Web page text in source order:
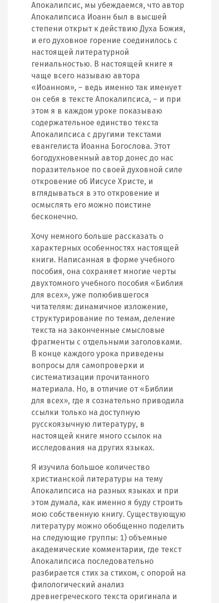
Апокалипсис, мы убеждаемся, что автор
Апокалипсиса Иоанн был в высшей
степени открыт к действию Духа Божия,
и его духовное горение соединилось с
настоящей литературной
гениальностью. В настоящей книге я
чаще всего называю автора
«Иоанном», – ведь именно так именует
он себя в тексте Апокалипсиса, – и при
этом я в каждом уроке показываю
содержательное единство текста
Апокалипсиса с другими текстами
евангелиста Иоанна Богослова. Этот
богодухновенный автор донес до нас
поразительное по своей духовной силе
откровение об Иисусе Христе, и
вглядываться в это откровение и
осмыслять его можно поистине
бесконечно.
Хочу немного больше рассказать о
характерных особенностях настоящей
книги. Написанная в форме учебного
пособия, она сохраняет многие черты
двухтомного учебного пособия «Библия
для всех», уже полюбившегося
читателям: динамичное изложение,
структурирование по темам, деление
текста на законченные смысловые
фрагменты с отдельными заголовками.
В конце каждого урока приведены
вопросы для самопроверки и
систематизации прочитанного
материала. Но, в отличие от «Библии
для всех», где я сознательно приводила
ссылки только на доступную
русскоязычную литературу, в
настоящей книге много ссылок на
исследования на других языках.
Я изучила большое количество
христианской литературы на тему
Апокалипсиса на разных языках и при
этом думала, как именно я буду строить
мою собственную книгу. Существующую
литературу можно обобщенно поделить
на следующие группы: 1) объемные
академические комментарии, где текст
Апокалипсиса последовательно
разбирается стих за стихом, с опорой на
филологический анализ
древнегреческого текста оригинала и